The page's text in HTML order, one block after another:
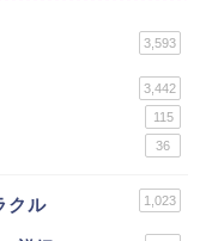
3,593
3,442
115
36
クル 1,023